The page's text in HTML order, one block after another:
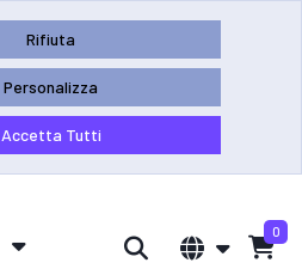
Rifiuta
Personalizza
Accetta Tutti
0